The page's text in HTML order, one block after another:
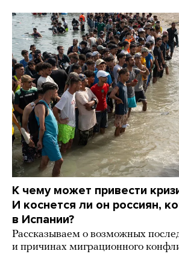
К чему может привести
И коснется ли он россиян,
в Испании?
Рассказываем о возможных
и причинах миграционного